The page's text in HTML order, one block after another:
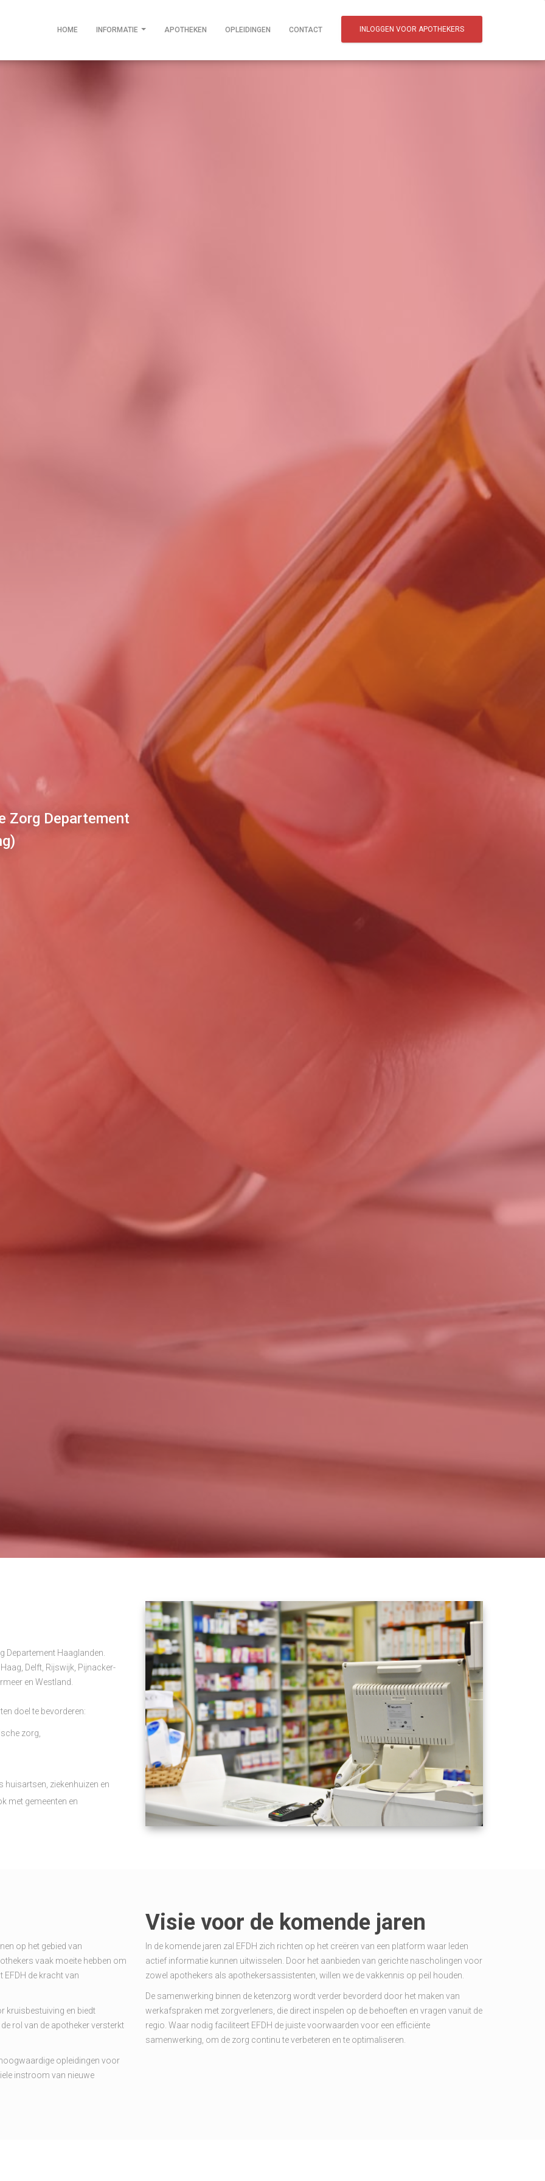
HOME INFORMATIE APOTHEKEN OPLEIDINGEN CONTACT INLOGGEN VOOR APOTHEKERS
Zorg Departement
Haaglanden.
Delft, Rijswijk, Pijnacker-
en Westland.
doel te bevorderen:
zorg,
huisartsen, ziekenhuizen en
met gemeenten en
op het gebied van
vaak moeite hebben om
de kracht van
kruisbestuiving en biedt
rol van de apotheker versterkt
opleidingen voor
instroom van nieuwe
Visie voor de komende jaren
In de komende jaren zal EFDH zich richten op het creëren van een platform waar leden
actief informatie kunnen uitwisselen. Door het aanbieden van gerichte nascholingen voor
zowel apothekers als apothekersassistenten, willen we de vakkennis op peil houden.
De samenwerking binnen de ketenzorg wordt verder bevorderd door het maken van
werkafspraken met zorgverleners, die direct inspelen op de behoeften en vragen vanuit de
regio. Waar nodig faciliteert EFDH de juiste voorwaarden voor een efficiënte
samenwerking, om de zorg continu te verbeteren en te optimaliseren.